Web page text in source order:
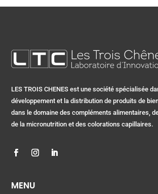
LES TROIS CHENES est une société spécialisée
développement et la distribution de produits de
dans le domaine des compléments alimentaires,
de la micronutrition et des colorations capillaires.
MENU